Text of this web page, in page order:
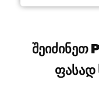
შეიძინეთ
ფასად